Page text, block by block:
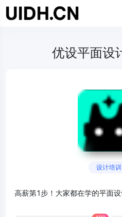
优设平面设
设计培训
高薪第1步！大家都在学的平面